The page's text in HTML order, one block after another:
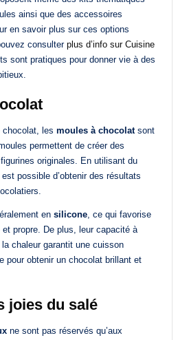
ainsi que des accessoires
en savoir plus sur ces options
consulter plus d’info sur Cuisine
sont pratiques pour donner vie à des
chocolat, les moules à chocolatsont
permettent de créer des
originales. En utilisant du
possible d’obtenir des résultats
en silicone, ce qui favorise
et propre. De plus, leur capacité à
chaleur garantit une cuisson
pour obtenir un chocolat brillant et
joies du salé
ne sont pas réservés qu’aux